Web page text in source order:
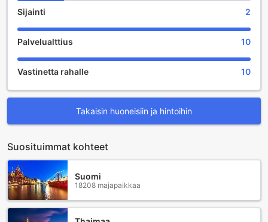
Sijainti 2
Palvelualttius 10
Vastinetta rahalle 10
Takaisin huoneisiin ja hintoihin
Suosituimmat kohteet
Suomi
18208 majapaikkaa